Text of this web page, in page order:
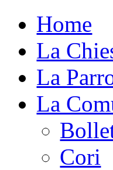
Home
La
La
La
Cori